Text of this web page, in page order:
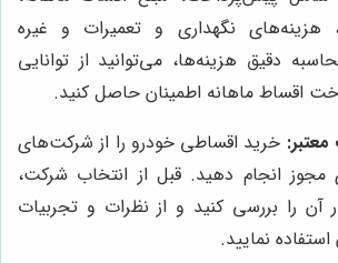
هزینه‌های نگهداری و تعمیرات و غیره
دقیق هزینه‌ها، می‌توانید از توانایی
اقساط ماهانه اطمینان حاصل کنید.
خرید اقساطی خودرو را از شرکت‌های
مجوز انجام دهید. قبل از انتخاب شرکت،
آن را بررسی کنید و از نظرات و تجربیات
نمایید.